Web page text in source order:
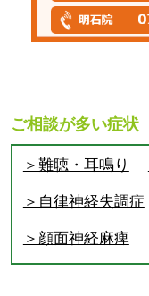
ご相談が多い症状
＞難聴・耳鳴り
＞自律神経失調症
＞顔面神経麻痺